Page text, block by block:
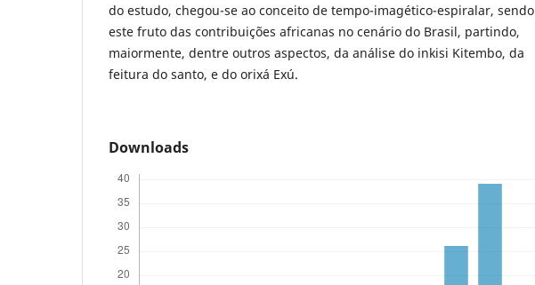
do estudo, chegou-se ao conceito de tempo-imagético-espiralar, sendo
este fruto das contribuições africanas no cenário do Brasil, partindo,
maiormente, dentre outros aspectos, da análise do inkisi Kitembo, da
feitura do santo, e do orixá Exú.
Downloads